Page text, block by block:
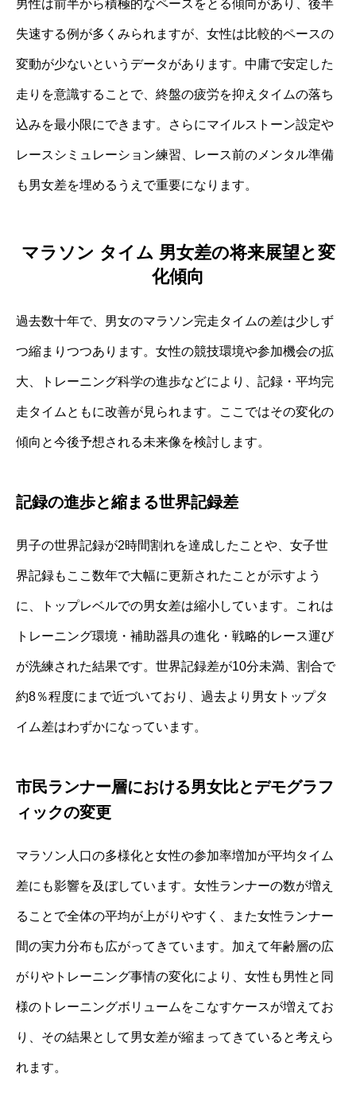
男性は前半から積極的なペースをとる傾向があり、後半
失速する例が多くみられますが、女性は比較的ペースの
変動が少ないというデータがあります。中庸で安定した
走りを意識することで、終盤の疲労を抑えタイムの落ち
込みを最小限にできます。さらにマイルストーン設定や
レースシミュレーション練習、レース前のメンタル準備
も男女差を埋めるうえで重要になります。
マラソン タイム 男女差の将来展望と変
化傾向
過去数十年で、男女のマラソン完走タイムの差は少しず
つ縮まりつつあります。女性の競技環境や参加機会の拡
大、トレーニング科学の進歩などにより、記録・平均完
走タイムともに改善が見られます。ここではその変化の
傾向と今後予想される未来像を検討します。
記録の進歩と縮まる世界記録差
男子の世界記録が2時間割れを達成したことや、女子世
界記録もここ数年で大幅に更新されたことが示すよう
に、トップレベルでの男女差は縮小しています。これは
トレーニング環境・補助器具の進化・戦略的レース運び
が洗練された結果です。世界記録差が10分未満、割合で
約8％程度にまで近づいており、過去より男女トップタ
イム差はわずかになっています。
市民ランナー層における男女比とデモグラフ
ィックの変更
マラソン人口の多様化と女性の参加率増加が平均タイム
差にも影響を及ぼしています。女性ランナーの数が増え
ることで全体の平均が上がりやすく、また女性ランナー
間の実力分布も広がってきています。加えて年齢層の広
がりやトレーニング事情の変化により、女性も男性と同
様のトレーニングボリュームをこなすケースが増えてお
り、その結果として男女差が縮まってきていると考えら
れます。